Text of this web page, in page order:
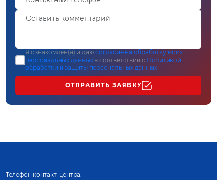
Я ознакомлен(а) и даю согласие на обработку моих
персональных данных в соответствии с Политикой
обработки и защиты персональных данных
ОТПРАВИТЬ ЗАЯВКУ
Телефон контакт-центра: